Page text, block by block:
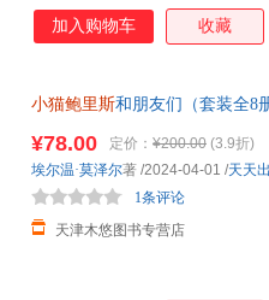
加入购物车 收藏
小猫鲍里斯和朋友们（套装全8
¥78.00 定价： ¥200.00 (3.9折)
天津木悠图书专营店
1条评论
埃尔温·莫泽尔著 /2024-04-01 /天天